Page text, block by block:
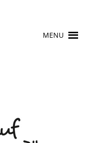
MENU